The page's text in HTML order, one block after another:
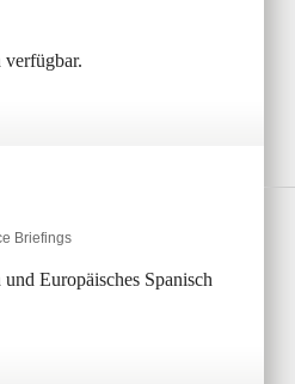
Briefings
Europäisches Spanisch